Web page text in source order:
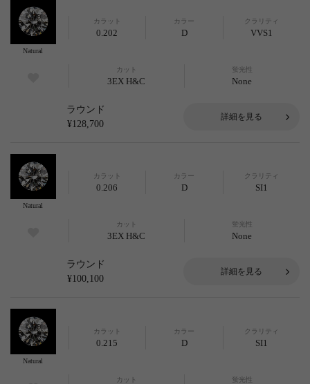
Natural
カラット
0.202
カラー
D
クラリティ
VVS1
カット
3EX H&C
蛍光性
None
ラウンド
¥128,700
詳細を見る
Natural
カラット
0.206
カラー
D
クラリティ
SI1
カット
3EX H&C
蛍光性
None
ラウンド
¥100,100
詳細を見る
Natural
カラット
0.215
カラー
D
クラリティ
SI1
カット 蛍光性